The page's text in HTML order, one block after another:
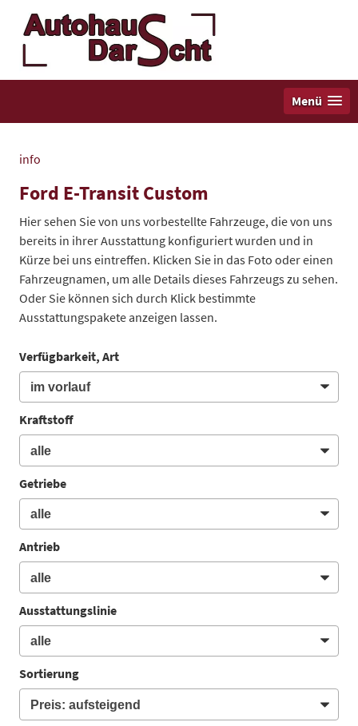
Menü
info
Ford E-Transit Custom
Hier sehen Sie von uns vorbestellte Fahrzeuge, die von uns
bereits in ihrer Ausstattung konfiguriert wurden und in
Kürze bei uns eintreffen. Klicken Sie in das Foto oder einen
Fahrzeugnamen, um alle Details dieses Fahrzeugs zu sehen.
Oder Sie können sich durch Klick bestimmte
Ausstattungspakete anzeigen lassen.
Verfügbarkeit, Art
Kraftstoff
Getriebe
Antrieb
Ausstattungslinie
Sortierung